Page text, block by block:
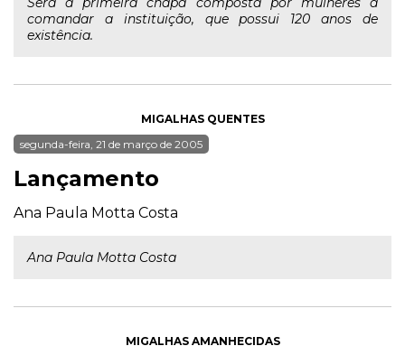
comandar a instituição, que possui 120 anos de
existência.
MIGALHAS QUENTES
segunda-feira, 21 de março de 2005
Lançamento
Ana Paula Motta Costa
Ana Paula Motta Costa
MIGALHAS AMANHECIDAS